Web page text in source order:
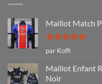
Maillot Match
Note5sur
5
par Koffi
Maillot Enfant
Noir